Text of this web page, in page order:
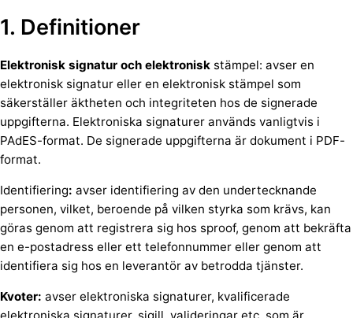
1. Definitioner
Elektronisk signatur och elektronisk stämpel: avser en
elektronisk signatur eller en elektronisk stämpel som
säkerställer äktheten och integriteten hos de signerade
uppgifterna. Elektroniska signaturer används vanligtvis i
PAdES-format. De signerade uppgifterna är dokument i PDF-
format.
Identifiering: avser identifiering av den undertecknande
personen, vilket, beroende på vilken styrka som krävs, kan
göras genom att registrera sig hos sproof, genom att bekräfta
en e-postadress eller ett telefonnummer eller genom att
identifiera sig hos en leverantör av betrodda tjänster.
Kvoter: avser elektroniska signaturer, kvalificerade